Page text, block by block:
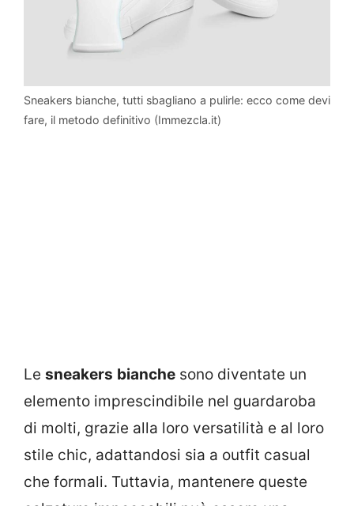
Sneakers bianche, tutti sbagliano a pulirle: ecco come devi
fare, il metodo definitivo (Immezcla.it)
Le sneakers bianche sono diventate un
elemento imprescindibile nel guardaroba
di molti, grazie alla loro versatilità e al loro
stile chic, adattandosi sia a outfit casual
che formali. Tuttavia, mantenere queste